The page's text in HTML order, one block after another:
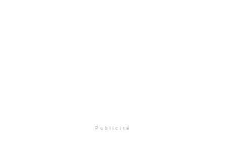
Publicité